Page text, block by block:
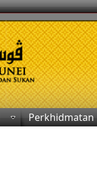
Perkhidmatan